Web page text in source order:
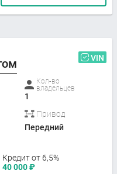
VIN
Кол-во
владельцев
1
Привод
Передний
Кредит от 6,5%
40 000₽